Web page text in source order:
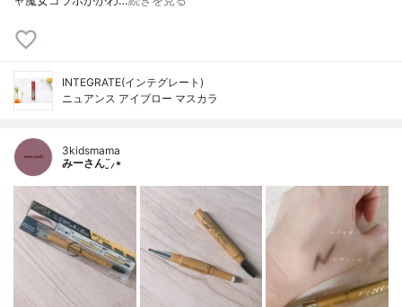
INTEGRATE(インテグレート)
ニュアンス アイブロー マスカラ
3kidsmama
みーさん¨̮⸝⋆